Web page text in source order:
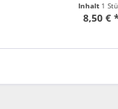
Inhalt 1
8,50 € *